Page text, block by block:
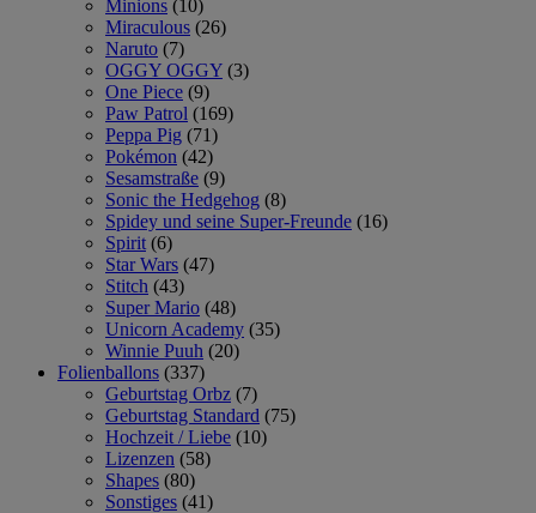
Minions (10)
Miraculous (26)
Naruto (7)
OGGY OGGY (3)
One Piece (9)
Paw Patrol (169)
Peppa Pig (71)
Pokémon (42)
Sesamstraße (9)
Sonic the Hedgehog (8)
Spidey und seine Super-Freunde (16)
Spirit (6)
Star Wars (47)
Stitch (43)
Super Mario (48)
Unicorn Academy (35)
Winnie Puuh (20)
Folienballons (337)
Geburtstag Orbz (7)
Geburtstag Standard (75)
Hochzeit / Liebe (10)
Lizenzen (58)
Shapes (80)
Sonstiges (41)